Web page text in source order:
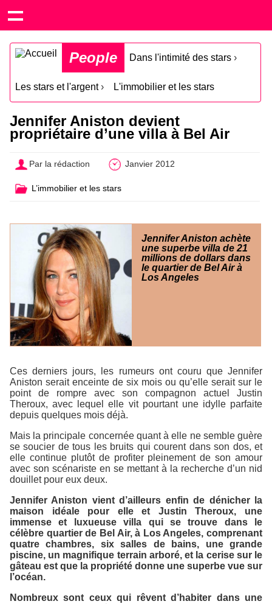
People Dans l'intimité des stars ›
Les stars et l'argent› L'immobilier et les stars
Jennifer Aniston devient
propriétaire d’une villa à Bel Air
Par la rédaction Janvier 2012
L’immobilier et les stars
Jennifer Aniston achète
une superbe villa de 21
millions de dollars dans
le quartier de Bel Air à
Los Angeles
Ces derniers jours, les rumeurs ont couru que Jennifer
Aniston serait enceinte de six mois ou qu’elle serait sur le
point de rompre avec son compagnon actuel Justin
Theroux, avec lequel elle vit pourtant une idylle parfaite
depuis quelques mois déjà.
Mais la principale concernée quant à elle ne semble guère
se soucier de tous les bruits qui courent dans son dos, et
elle continue plutôt de profiter pleinement de son amour
avec son scénariste en se mettant à la recherche d’un nid
douillet pour eux deux.
Jennifer Aniston vient d’ailleurs enfin de dénicher la
maison idéale pour elle et Justin Theroux, une
immense et luxueuse villa qui se trouve dans le
célèbre quartier de Bel Air, à Los Angeles, comprenant
quatre chambres, six salles de bains, une grande
piscine, un magnifique terrain arboré, et la cerise sur le
gâteau est que la propriété donne une superbe vue sur
l’océan.
Nombreux sont ceux qui rêvent d’habiter dans une